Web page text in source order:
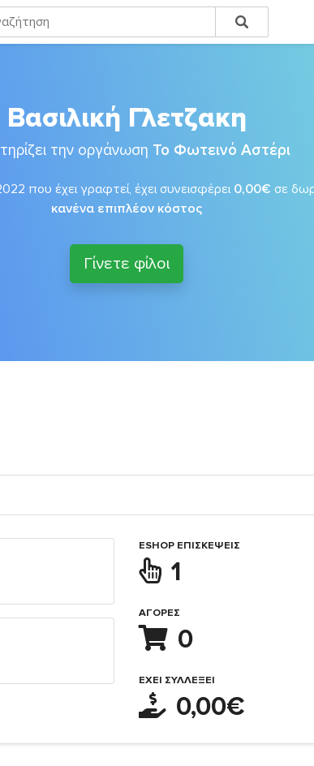
Βασιλική Γλετζακη
την οργάνωση Το Φωτεινό Αστέρι
που έχει γραφτεί, έχει συνεισφέρει 0,00€ σε
κανένα επιπλέον κόστος
Γίνετε φίλοι
ESHOP ΕΠΙΣΚΈΨΕΙΣ
1
ΑΓΟΡΈΣ
0
ΈΧΕΙ ΣΥΛΛΈΞΕΙ
0,00€